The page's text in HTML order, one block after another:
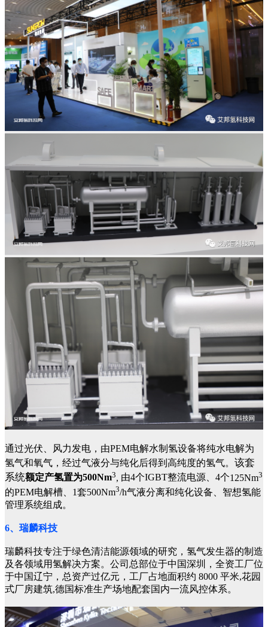
通过光伏、风力发电，由PEM电解水制氢设备将纯水电解为
氢气和氧气，经过气液分与纯化后得到高纯度的氢气。 该套
系统额定产氢置为500Nm3, 由4个IGBT整流电源、 4个125Nm3
的PEM电解槽、 1套500Nm3/h气液分离和纯化设备、智想氢能
管理系统组成。
6、瑞麟科技
瑞麟科技专注于绿色清洁能源领域的研究，氢气发生器的制造
及各领域用氢解决方案。公司总部位于中国深圳，全资工厂位
于中国辽宁，总资产过亿元，工厂占地面积约 8000 平米,花园
式厂房建筑,德国标准生产场地配套国内一流风控体系。